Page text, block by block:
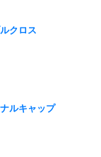
クロス
ナルキャップ